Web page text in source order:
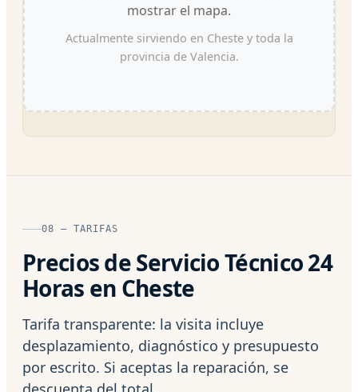
mostrar el mapa.
Actualmente sirviendo en Cheste y toda la
provincia de Valencia.
08 — TARIFAS
Precios de Servicio Técnico 24
Horas en Cheste
Tarifa transparente: la visita incluye
desplazamiento, diagnóstico y presupuesto
por escrito. Si aceptas la reparación, se